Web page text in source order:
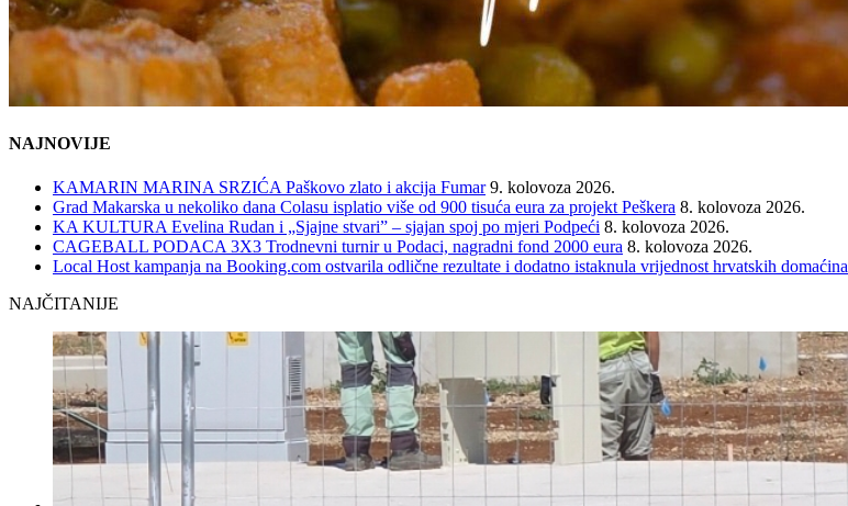
NAJNOVIJE
KAMARIN MARINA SRZIĆA Paškovo zlato i akcija Fumar 9. kolovoza 2026.
Grad Makarska u nekoliko dana Colasu isplatio više od 900 tisuća eura za projekt Peškera 8. kolovoza 2026.
KA KULTURA Evelina Rudan i „Sjajne stvari” – sjajan spoj po mjeri Podpeći 8. kolovoza 2026.
CAGEBALL PODACA 3X3 Trodnevni turnir u Podaci, nagradni fond 2000 eura 8. kolovoza 2026.
Local Host kampanja na Booking.com ostvarila odlične rezultate i dodatno istaknula vrijednost hrvatskih domaćina
NAJČITANIJE